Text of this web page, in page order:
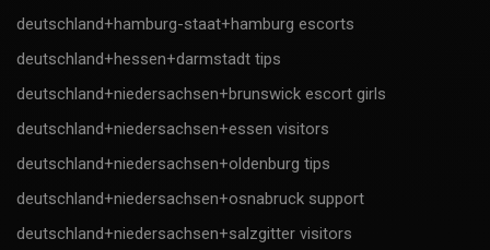
deutschland+hamburg-staat+hamburg escorts
deutschland+hessen+darmstadt tips
deutschland+niedersachsen+brunswick escort girls
deutschland+niedersachsen+essen visitors
deutschland+niedersachsen+oldenburg tips
deutschland+niedersachsen+osnabruck support
deutschland+niedersachsen+salzgitter visitors